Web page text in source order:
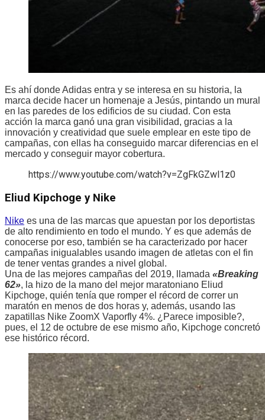
Es ahí donde Adidas entra y se interesa en su historia, la
marca decide hacer un homenaje a Jesús, pintando un mural
en las paredes de los edificios de su ciudad. Con esta
acción la marca ganó una gran visibilidad, gracias a la
innovación y creatividad que suele emplear en este tipo de
campañas, con ellas ha conseguido marcar diferencias en el
mercado y conseguir mayor cobertura.
https://www.youtube.com/watch?v=ZgFkGZwl1z0
Eliud Kipchoge y Nike
Nike es una de las marcas que apuestan por los deportistas
de alto rendimiento en todo el mundo. Y es que además de
conocerse por eso, también se ha caracterizado por hacer
campañas inigualables usando imagen de atletas con el fin
de tener ventas grandes a nivel global.
Una de las mejores campañas del 2019, llamada «Breaking
62», la hizo de la mano del mejor maratoniano Eliud
Kipchoge, quién tenía que romper el récord de correr un
maratón en menos de dos horas y, además, usando las
zapatillas Nike ZoomX Vaporfly 4%. ¿Parece imposible?,
pues, el 12 de octubre de ese mismo año, Kipchoge concretó
ese histórico récord.